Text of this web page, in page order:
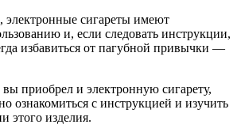
сигареты имеют
и, если следовать инструкции,
избавиться от пагубной привычки —
приобрел и электронную сигарету,
ознакомиться с инструкцией и изучить
этого изделия.